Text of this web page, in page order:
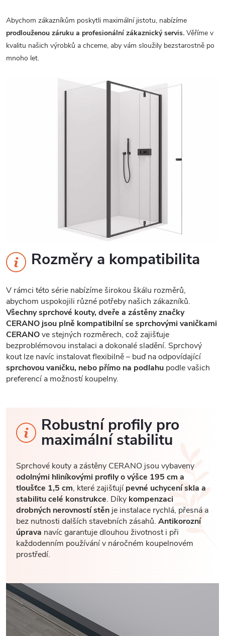
Abychom zákazníkům poskytli maximální jistotu, nabízíme
prodlouženou záruku a profesionální zákaznický servis. Věříme v
kvalitu našich výrobků a chceme, aby vám sloužily bezstarostně po
mnoho let.
Rozměry a kompatibilita
V rámci této série nabízíme širokou škálu rozměrů,
abychom uspokojili různé potřeby našich zákazníků.
Všechny sprchové kouty, dveře a zástěny značky
CERANO jsou plně kompatibilní se sprchovými vaničkami
CERANOve stejných rozměrech, což zajišťuje
bezproblémovou instalaci a dokonalé sladění. Sprchový
kout lze navíc instalovat flexibilně – buď na odpovídající
sprchovou vaničku, nebo přímo na podlahu podle vašich
preferencí a možností koupelny.
Robustní profily pro
maximální stabilitu
Sprchové kouty a zástěny CERANO jsou vybaveny
odolnými hliníkovými profily o výšce 195 cm a
tloušťce 1,5 cm, které zajišťujípevné uchycení skla a
stabilitu celé konstrukce. Díky kompenzaci
drobných nerovností stěn je instalace rychlá, přesná a
bez nutnosti dalších stavebních zásahů. Antikorozní
úprava navíc garantuje dlouhou životnost i při
každodenním používání v náročném koupelnovém
prostředí.